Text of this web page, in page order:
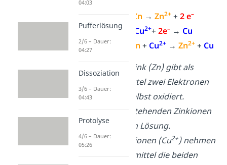
Zn → Zn2++ 2 e–
Reduktion: Cu2++2e– → Cu
Redoxreaktion:
Zn + Cu2+→ Zn2++ Cu
Elementares Zink (Zn) gibt als
Reduktionsmittel zwei Elektronen
ab und wird selbst oxidiert.
Die dabei entstehenden Zinkionen
(Zn2+) gehen in Lösung.
Die Kupfer(II)-ionen (Cu2+) nehmen
als Oxidationsmittel die beiden
04:03
Pufferlösung
2/6 – Dauer:
04:27
Dissoziation
3/6 – Dauer:
04:43
Protolyse
4/6 – Dauer:
05:26